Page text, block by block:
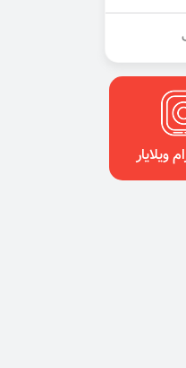
ویلایار